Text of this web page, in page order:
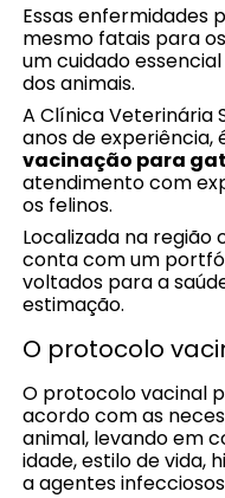
Essas enfermidades
mesmo fatais para
um cuidado
dos animais.
A Clínica Veterinária
anos de
vacinação para
atendimento com
os felinos.
Localizada na
conta com um
voltados para a
estimação.
O protocolo
O protocolo vacinal
acordo com as
animal, levando em
idade, estilo de vida,
a agentes